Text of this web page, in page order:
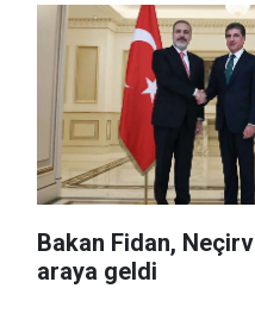
Bakan Fidan,
araya geldi